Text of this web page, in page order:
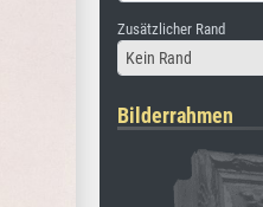
Zusätzlicher Rand
Kein Rand
Bilderrahmen